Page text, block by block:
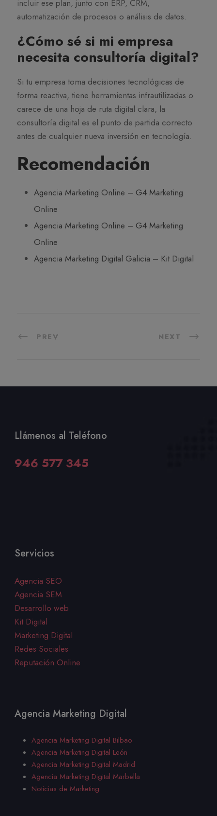
incluir ese plan, junto con ERP, CRM,
automatización de procesos o análisis de datos.
¿Cómo sé si mi empresa
necesita consultoría digital?
Si tu empresa toma decisiones tecnológicas de
forma reactiva, tiene herramientas infrautilizadas o
carece de una hoja de ruta digital clara, la
consultoría digital es el punto de partida correcto
antes de cualquier nueva inversión en tecnología.
Recomendación
Agencia Marketing Online – G4 Marketing
Online
Agencia Marketing Online – G4 Marketing
Online
Agencia Marketing Digital Galicia – Kit Digital
PREV NEXT
Llámenos al Teléfono
946 577 345
Servicios
Agencia SEO
Agencia SEM
Desarrollo web
Kit Digital
Marketing Digital
Redes Sociales
Reputación Online
Agencia Marketing Digital
Agencia Marketing Digital Bilbao
Agencia Marketing Digital León
Agencia Marketing Digital Madrid
Agencia Marketing Digital Marbella
Noticias de Marketing